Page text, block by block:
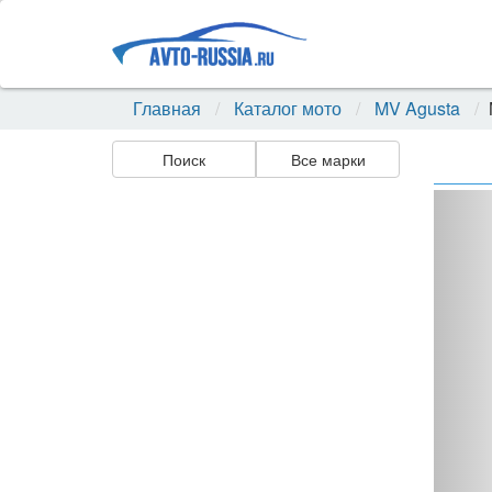
Главная Каталог мото MV Agusta
Поиск Все марки